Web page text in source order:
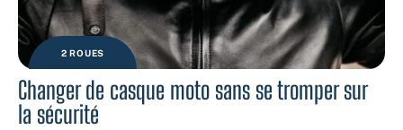
2 ROUES
Changer de casque moto sans se tromper sur
la sécurité